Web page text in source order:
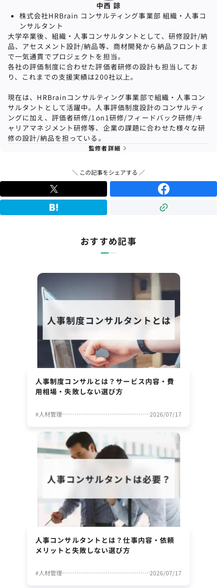
中西 諒
株式会社HRBrain コンサルティング事業部 組織・⼈事コ
ンサルタント
大学卒業後、組織・人事コンサルタントとして、研修設計/納
品、アセスメント設計/納品等、商材開発から納品フロントま
で一気通貫でプロジェクトを担当。
各社の評価制度に合わせた評価者研修の設計も担当してお
り、 これまでの支援実績は200社以上。
現在は、HRBrainコンサルティング事業部で組織・人事コン
サルタントとして活躍中。人事評価制度設計のコンサルティ
ングに加え、評価者研修/1on1研修/フィードバック研修/キ
ャリアマネジメント研修等、企業の課題に合わせた様々な研
修の設計/納品を担っている。
監修者詳細
＼ この記事をシェアする ／
おすすめ記事
人事制度コンサルとは？サービス内容・費
用相場・失敗しない選び方
#人材管理 2026/07/17
人事コンサルタントとは？仕事内容・依頼
メリットと失敗しない選び方
#人材管理 2026/07/17